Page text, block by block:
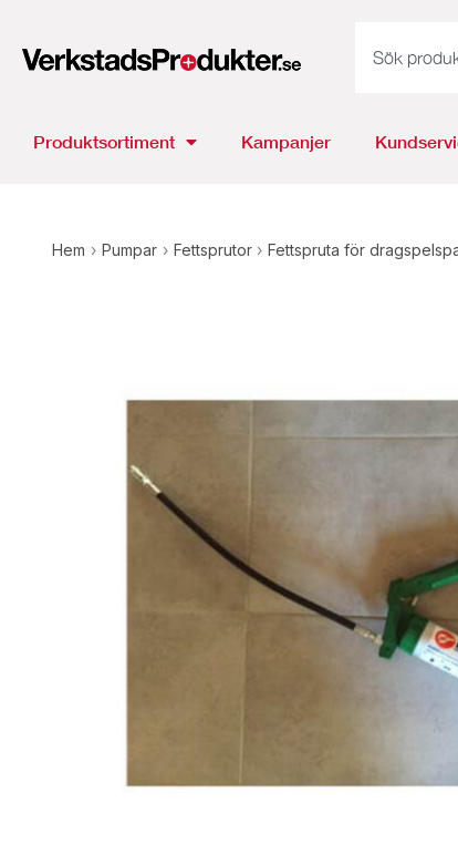
Produktsortiment Kampanjer
Hem › Pumpar › Fettsprutor › Fettspruta för